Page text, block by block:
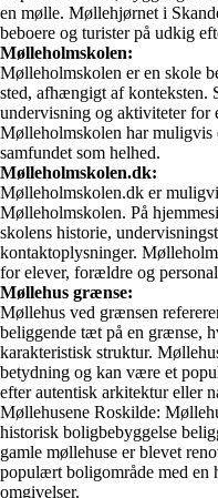
en mølle. Møllehjørnet i
beboere og turister på udkig
Mølleholmskolen:
Mølleholmskolen er en skole
sted, afhængigt af konteksten.
undervisning og aktiviteter for
Mølleholmskolen har
samfundet som helhed.
Mølleholmskolen.dk:
Mølleholmskolen.dk er
Mølleholmskolen. På
skolens historie,
kontaktoplysninger.
for elever, forældre og
Møllehus grænse:
Møllehus ved grænsen
beliggende tæt på en grænse,
karakteristisk struktur.
betydning og kan være et
efter autentisk arkitektur eller
Møllehusene Roskilde:
historisk boligbebyggelse
gamle møllehuse er blevet
populært boligområde med en
omgivelser.